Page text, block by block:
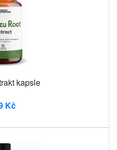
kapsle
Kč